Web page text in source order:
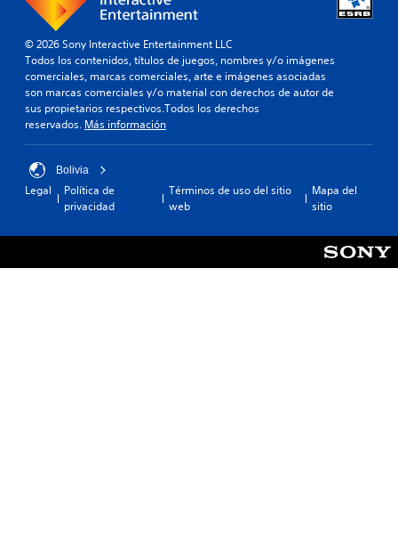
© 2026 Sony Interactive Entertainment LLC
Todos los contenidos, títulos de juegos, nombres y/o imágenes
comerciales, marcas comerciales, arte e imágenes asociadas
son marcas comerciales y/o material con derechos de autor de
sus propietarios respectivos.Todos los derechos
reservados. Más información
Bolivia
Legal
Política de
privacidad
Términos de uso del sitio
web
Mapa del
sitio